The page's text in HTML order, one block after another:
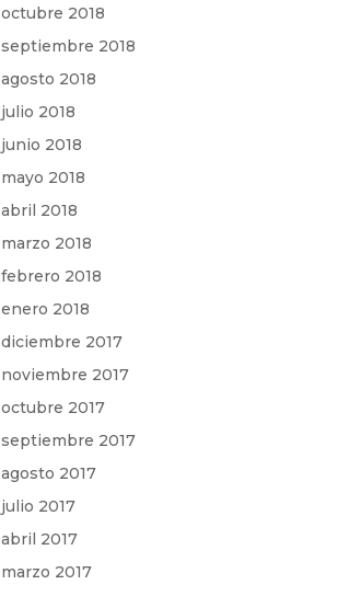
octubre 2018
septiembre 2018
agosto 2018
julio 2018
junio 2018
mayo 2018
abril 2018
marzo 2018
febrero 2018
enero 2018
diciembre 2017
noviembre 2017
octubre 2017
septiembre 2017
agosto 2017
julio 2017
abril 2017
marzo 2017